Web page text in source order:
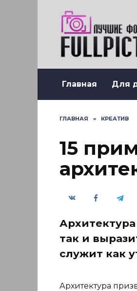
Главная Для
ГЛАВНАЯ » КРЕАТИВ
15
так и
служит как
Архитектура